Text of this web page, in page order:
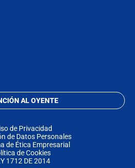
AL OYENTE
de Privacidad
de Datos Personales
de Ética Empresarial
de Cookies
1712 DE 2014